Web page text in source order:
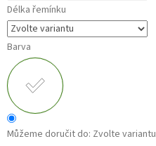
Délka řemínku
Barva
Můžeme doručit do: Zvolte variantu